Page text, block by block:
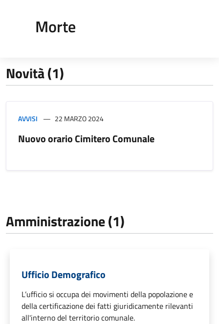
Morte
Novità (1)
AVVISI 22 MARZO 2024
Nuovo orario Cimitero Comunale
Amministrazione (1)
Ufficio Demografico
L’ufficio si occupa dei movimenti della popolazione e
della certificazione dei fatti giuridicamente rilevanti
all'interno del territorio comunale.